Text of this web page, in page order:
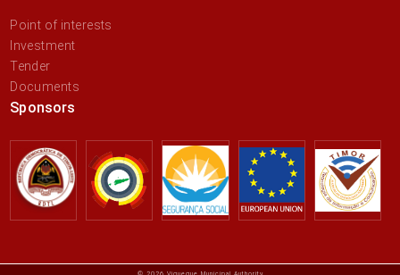
Point of interests
Investment
Tender
Documents
Sponsors